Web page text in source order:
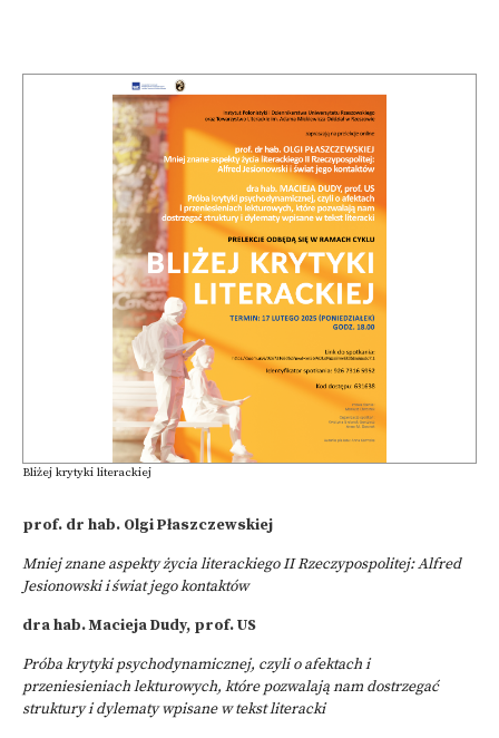
Bliżej krytyki literackiej
prof. dr hab. Olgi Płaszczewskiej
Mniej znane aspekty życia literackiego II Rzeczypospolitej: Alfred
Jesionowski i świat jego kontaktów
dra hab. Macieja Dudy, prof. US
Próba krytyki psychodynamicznej, czyli o afektach i
przeniesieniach lekturowych, które pozwalają nam dostrzegać
struktury i dylematy wpisane w tekst literacki